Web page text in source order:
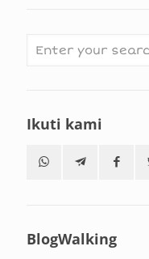
Ikuti kami
BlogWalking